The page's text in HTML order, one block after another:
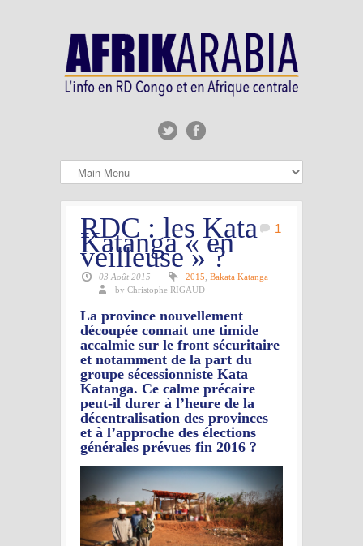
RDC : les Kata
Katanga « en
veilleuse » ?
1
03 Août 2015 2015 Bakata Katanga
by Christophe RIGAUD
La province nouvellement
découpée connait une timide
accalmie sur le front sécuritaire
et notamment de la part du
groupe sécessionniste Kata
Katanga. Ce calme précaire
peut-il durer à l’heure de la
décentralisation des provinces
et à l’approche des élections
générales prévues fin 2016 ?